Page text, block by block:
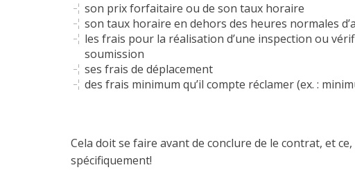
son prix forfaitaire ou de son taux horaire
son taux horaire en dehors des heures normales
les frais pour la réalisation d’une inspection ou
soumission
ses frais de déplacement
des frais minimum qu’il compte réclamer (ex. :
Cela doit se faire avant de conclure de le contrat, et
spécifiquement!